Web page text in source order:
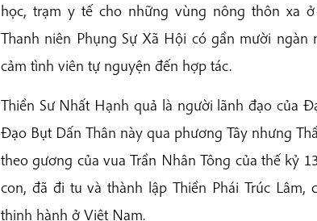
học, trạm y tế cho những vùng nông thôn xa
Thanh niên Phụng Sự Xã Hội có gần mười
cảm tình viên tự nguyện đến hợp tác.
Thiền Sư Nhất Hạnh quả là người lãnh đạo của
Đạo Bụt Dấn Thân này qua phương Tây nhưng
theo gương của vua Trần Nhân Tông của thế kỷ
con, đã đi tu và thành lập Thiền Phái Trúc
thịnh hành ở Việt Nam.